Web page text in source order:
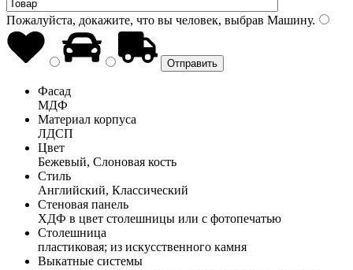
Пожалуйста, докажите, что вы человек, выбрав Машину.
Фасад
МДФ
Материал корпуса
ЛДСП
Цвет
Бежевый, Слоновая кость
Стиль
Английский, Классический
Стеновая панель
ХДФ в цвет столешницы или с фотопечатью
Столешница
пластиковая; из искусственного камня
Выкатные системы